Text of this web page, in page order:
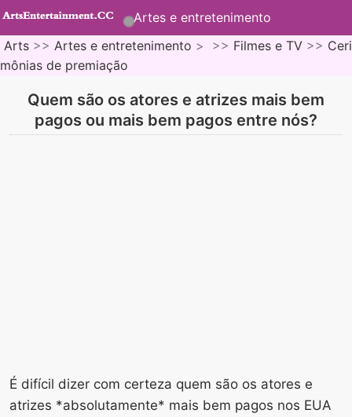
Artes e entretenimento
Arts >> Artes e entretenimento > >> Filmes e TV >> Ceri
mônias de premiação
Quem são os atores e atrizes mais bem
pagos ou mais bem pagos entre nós?
É difícil dizer com certeza quem são os atores e
atrizes *absolutamente* mais bem pagos nos EUA